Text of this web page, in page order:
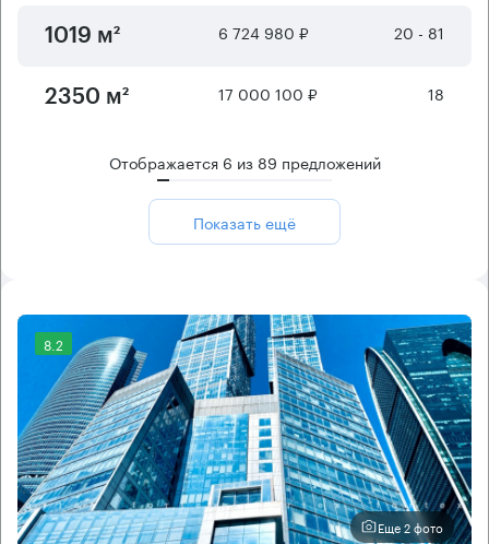
1019 м² 6 724 980 ₽ 20 - 81
2350 м² 17 000 100 ₽ 18
Отображается 6 из 89 предложений
Показать ещё
8.2
Еще 2 фото